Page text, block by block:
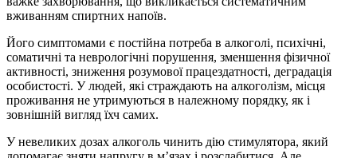
вживанням спиртних напоїв.
Його симптомами є постійна потреба в алкоголі, психічні,
соматичні та неврологічні порушення, зменшення фізичної
активності, зниження розумової працездатності, деградація
особистості. У людей, які страждають на алкоголізм, місця
проживання не утримуються в належному порядку, як і
зовнішній вигляд їхч самих.
У невеликих дозах алкоголь чинить дію стимулятора, який